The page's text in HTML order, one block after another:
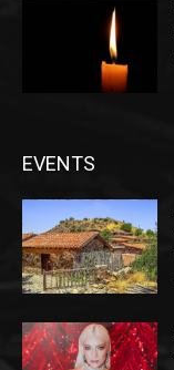
EVENTS